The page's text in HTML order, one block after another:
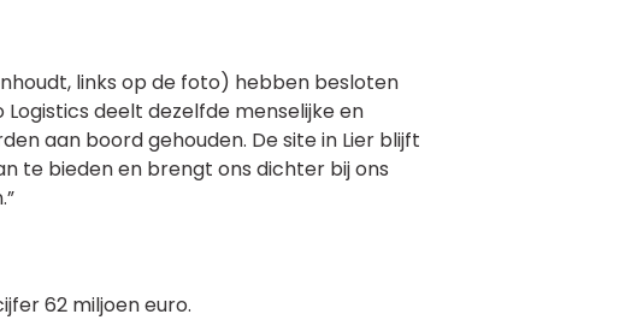
links op de foto) hebben besloten
deelt dezelfde menselijke en
aan boord gehouden. De site in Lier blijft
te bieden en brengt ons dichter bij ons
62 miljoen euro.